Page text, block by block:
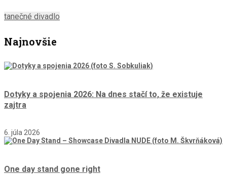
tanečné divadlo
Najnovšie
Dotyky a spojenia 2026: Na dnes stačí to, že existuje
zajtra
6. júla 2026
One day stand gone right